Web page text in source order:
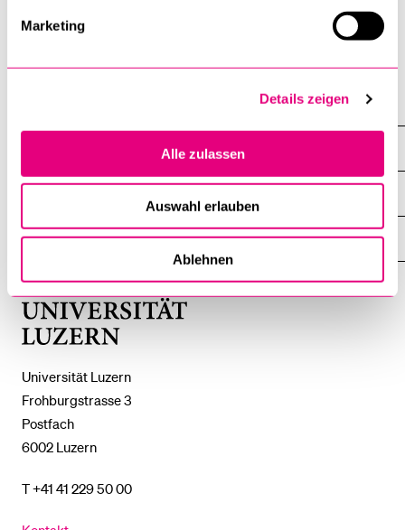
Marketing
Details zeigen
Alle zulassen
Auswahl erlauben
Ablehnen
Anti-Roboter-Verifizierung
Universität Luzern
Frohburgstrasse 3
Postfach
6002 Luzern
T +41 41 229 50 00
%1$S
%1$S
UNTERMENÜ
EINFACH FINDEN
UNTERMENÜ